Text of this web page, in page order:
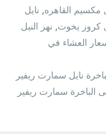
مكسيم القاهره, نايل
كروز يخوت, نهر النيل
العشاء في
نايل سمارت ريفير
سمارت ريفير